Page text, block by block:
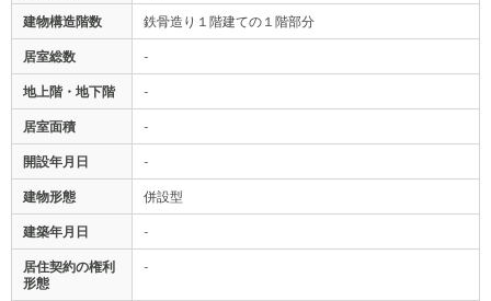
建物構造階数 鉄骨造り１階建ての１階部分
居室総数 -
地上階・地下階 -
居室面積 -
開設年月日 -
建物形態 併設型
建築年月日 -
居住契約の権利
形態
-